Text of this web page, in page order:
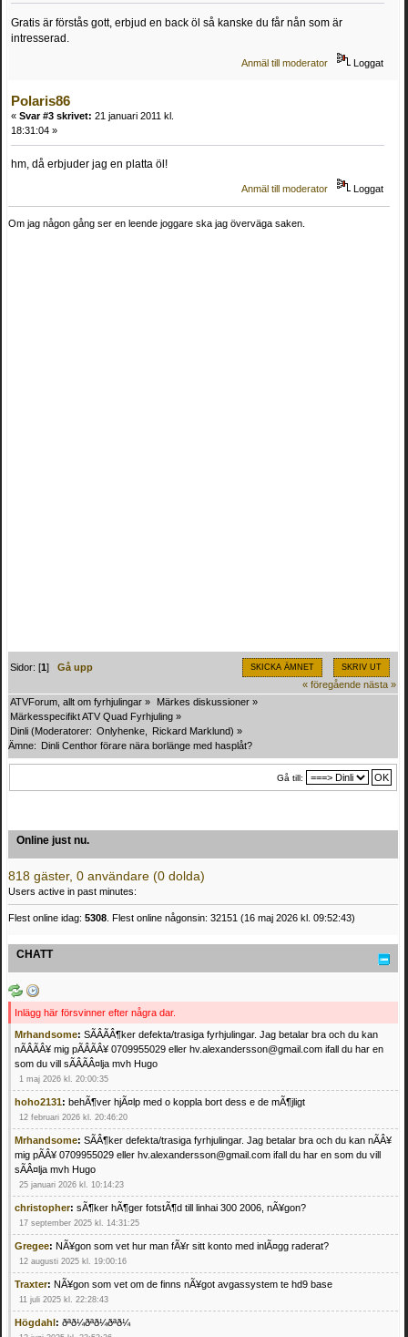
Gratis är förstås gott, erbjud en back öl så kanske du får nån som är
intresserad.
Anmäl till moderator Loggat
Polaris86
« Svar #3 skrivet: 21 januari 2011 kl.
18:31:04 »
hm, då erbjuder jag en platta öl!
Anmäl till moderator Loggat
Om jag någon gång ser en leende joggare ska jag överväga saken.
SKICKA ÄMNET SKRIV UT
Sidor: [1]Gå upp
« föregående nästa »
ATVForum, allt om fyrhjulingar » Märkes diskussioner »
Märkesspecifikt ATV Quad Fyrhjuling »
Dinli (Moderatorer: Onlyhenke Rickard Marklund) »
Ämne: Dinli Centhor förare nära borlänge med hasplåt?
Gå till:
Online just nu.
818 gäster, 0 användare (0 dolda)
Users active in past minutes:
Flest online idag: 5308 . Flest online någonsin: 32151 (16 maj 2026 kl. 09:52:43)
CHATT
Inlägg här försvinner efter några dar.
Mrhandsome: SÃÂÃÂ¶ker defekta/trasiga fyrhjulingar. Jag betalar bra och du kan
nÃÂÃÂ¥ mig pÃÂÃÂ¥ 0709955029 eller hv.alexandersson@gmail.com ifall du har en
som du vill sÃÂÃÂ¤lja mvh Hugo
1 maj 2026 kl. 20:00:35
hoho2131: behÃ¶ver hjÃ¤lp med o koppla bort dess e de mÃ¶jligt
12 februari 2026 kl. 20:46:20
Mrhandsome: SÃÂ¶ker defekta/trasiga fyrhjulingar. Jag betalar bra och du kan nÃÂ¥
mig pÃÂ¥ 0709955029 eller hv.alexandersson@gmail.com ifall du har en som du vill
sÃÂ¤lja mvh Hugo
25 januari 2026 kl. 10:14:23
christopher: sÃ¶ker hÃ¶ger fotstÃ¶d till linhai 300 2006, nÃ¥gon?
17 september 2025 kl. 14:31:25
Gregee: NÃ¥gon som vet hur man fÃ¥r sitt konto med inlÃ¤gg raderat?
12 augusti 2025 kl. 19:00:16
Traxter: NÃ¥gon som vet om de finns nÃ¥got avgassystem te hd9 base
11 juli 2025 kl. 22:28:43
Högdahl: ðªð¼ðªð¼ðªð¼